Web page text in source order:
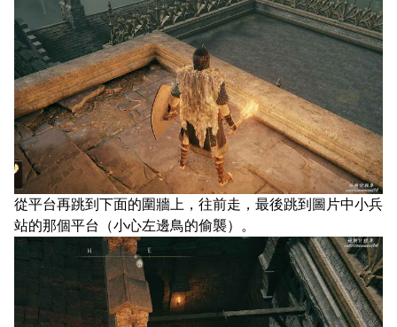
從平台再跳到下面的圍牆上，往前走，最後跳到圖片中小兵
站的那個平台（小心左邊鳥的偷襲）。